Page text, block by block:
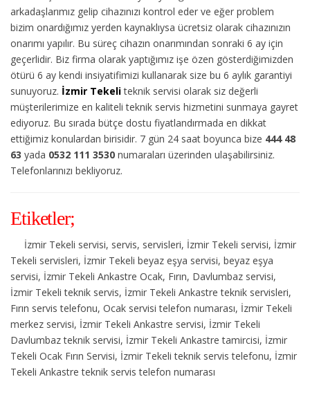
arkadaşlarımız gelip cihazınızı kontrol eder ve eğer problem
bizim onardığımız yerden kaynaklıysa ücretsiz olarak cihazınızın
onarımı yapılır. Bu süreç cihazın onarımından sonraki 6 ay için
geçerlidir. Biz firma olarak yaptığımız işe özen gösterdiğimizden
ötürü 6 ay kendi insiyatifimizi kullanarak size bu 6 aylık garantiyi
sunuyoruz. İzmir Tekeli teknik servisi olarak siz değerli
müşterilerimize en kaliteli teknik servis hizmetini sunmaya gayret
ediyoruz. Bu sırada bütçe dostu fiyatlandırmada en dikkat
ettiğimiz konulardan birisidir. 7 gün 24 saat boyunca bize 444 48
63 yada 0532 111 3530 numaraları üzerinden ulaşabilirsiniz.
Telefonlarınızı bekliyoruz.
Etiketler;
İzmir Tekeli servisi, servis, servisleri, İzmir Tekeli servisi, İzmir
Tekeli servisleri, İzmir Tekeli beyaz eşya servisi, beyaz eşya
servisi, İzmir Tekeli Ankastre Ocak, Fırın, Davlumbaz servisi,
İzmir Tekeli teknik servis, İzmir Tekeli Ankastre teknik servisleri,
Fırın servis telefonu, Ocak servisi telefon numarası, İzmir Tekeli
merkez servisi, İzmir Tekeli Ankastre servisi, İzmir Tekeli
Davlumbaz teknik servisi, İzmir Tekeli Ankastre tamircisi, İzmir
Tekeli Ocak Fırın Servisi, İzmir Tekeli teknik servis telefonu, İzmir
Tekeli Ankastre teknik servis telefon numarası